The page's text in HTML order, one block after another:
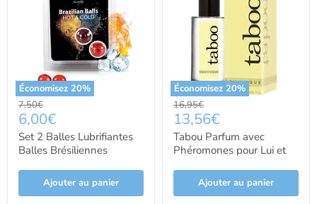
Économisez 20%
Prix
d'origine
7,50€
Prix
actuel
6,00€
Set 2 Balles Lubrifiantes
Balles Brésiliennes
Secretplay Cosmetic -
Secret Play
Ajouter au panier
Économisez 20%
Prix
d'origine
16,95€
Prix
actuel
13,56€
Tabou Parfum avec
Phéromones pour Lui et
Ajouter au panier